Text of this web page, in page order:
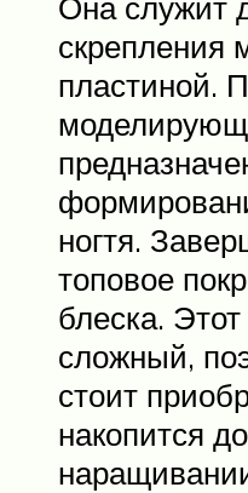
скрепления
пластиной.
ногтя.
топовое
блеска.
сложный,
стоит
накопится